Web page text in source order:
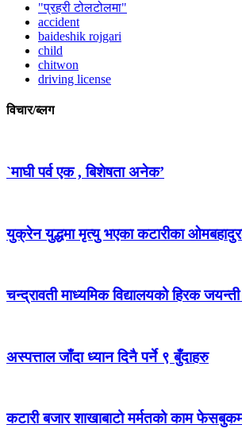
"प्रहरी टोलटोलमा"
accident
baideshik rojgari
child
chitwon
driving license
विचार/ब्लग
`माघी पर्व एक , बिशेषता अनेक’
युक्रेन युद्धमा मृत्यु भएका कटारीका
चन्द्रावती माध्यमिक विद्यालयको हिरक
अस्पत्ताल जाँदा ध्यान दिनै पर्ने ९ बुँदाहरु
कटारी बजार शाखाबाटो मर्मतको काम